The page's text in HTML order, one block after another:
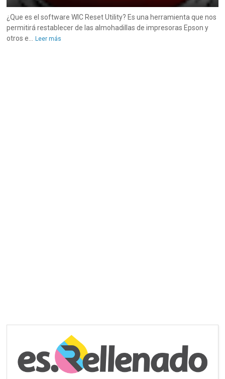
¿Que es el software WIC Reset Utility? Es una herramienta que nos
permitirá restablecer de las almohadillas de impresoras Epson y
otros e...
Leer más